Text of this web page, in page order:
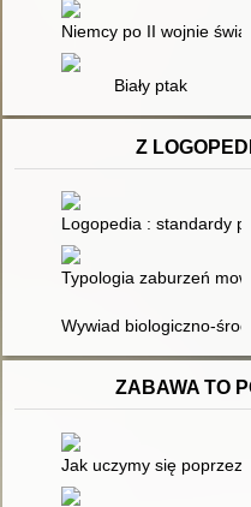
Niemcy po II wojnie
Biały ptak
Z
Logopedia : standardy
Typologia zaburzeń
Wywiad biologiczno-
ZABAWA TO
Jak uczymy się poprzez